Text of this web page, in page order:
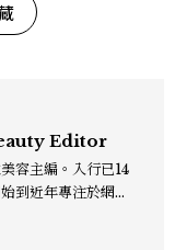
Editor
容主編。入行已14
到近年專注於網路
髮...等與美有關的